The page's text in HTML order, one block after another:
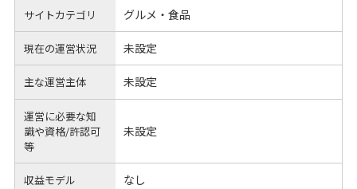
サイトカテゴリ グルメ・食品
現在の運営状況 未設定
主な運営主体 未設定
運営に必要な知
識や資格/許認可
等
未設定
収益モデル なし